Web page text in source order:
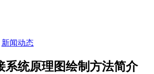
新闻动态
系统原理图绘制方法简介